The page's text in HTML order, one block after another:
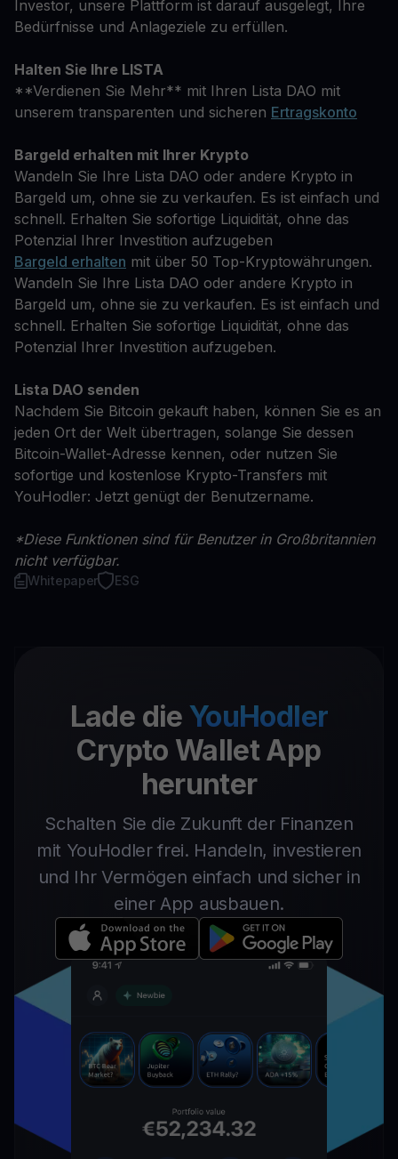
Investor, unsere Plattform ist darauf ausgelegt, Ihre
Bedürfnisse und Anlageziele zu erfüllen.
Halten Sie Ihre LISTA
**Verdienen Sie Mehr** mit Ihren Lista DAO mit
unserem transparenten und sicheren Ertragskonto
Bargeld erhalten mit Ihrer Krypto
Wandeln Sie Ihre Lista DAO oder andere Krypto in
Bargeld um, ohne sie zu verkaufen. Es ist einfach und
schnell. Erhalten Sie sofortige Liquidität, ohne das
Potenzial Ihrer Investition aufzugeben
Bargeld erhalten mit über 50 Top-Kryptowährungen.
Wandeln Sie Ihre Lista DAO oder andere Krypto in
Bargeld um, ohne sie zu verkaufen. Es ist einfach und
schnell. Erhalten Sie sofortige Liquidität, ohne das
Potenzial Ihrer Investition aufzugeben.
Lista DAO senden
Nachdem Sie Bitcoin gekauft haben, können Sie es an
jeden Ort der Welt übertragen, solange Sie dessen
Bitcoin-Wallet-Adresse kennen, oder nutzen Sie
sofortige und kostenlose Krypto-Transfers mit
YouHodler: Jetzt genügt der Benutzername.
*Diese Funktionen sind für Benutzer in Großbritannien
nicht verfügbar.
Whitepaper ESG
Lade die YouHodler
Crypto Wallet App
herunter
Schalten Sie die Zukunft der Finanzen
mit YouHodler frei. Handeln, investieren
und Ihr Vermögen einfach und sicher in
einer App ausbauen.